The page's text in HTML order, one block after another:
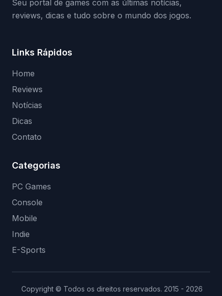
Seu portal de games com as últimas notícias,
reviews, dicas e tudo sobre o mundo dos jogos.
Links Rápidos
Home
Reviews
Notícias
Dicas
Contato
Categorias
PC Games
Console
Mobile
Indie
E-Sports
Copyright © Todos os direitos reservados. 2015 - 2026